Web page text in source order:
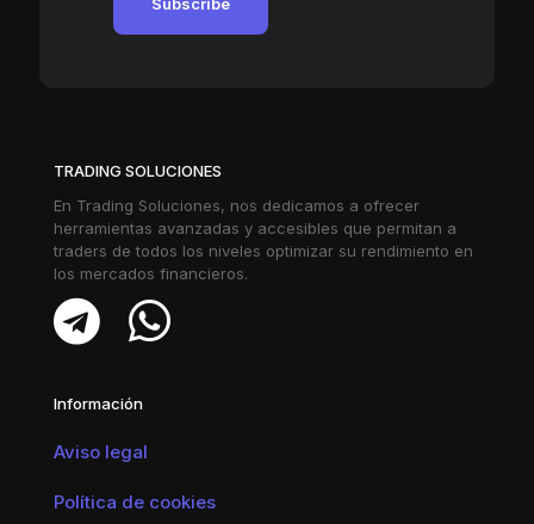
TRADING SOLUCIONES
En Trading Soluciones, nos dedicamos a ofrecer
herramientas avanzadas y accesibles que permitan a
traders de todos los niveles optimizar su rendimiento en
los mercados financieros.
Información
Aviso legal
Política de cookies